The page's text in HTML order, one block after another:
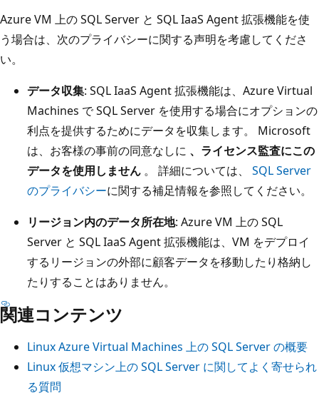
Azure VM 上の SQL Server と SQL IaaS Agent 拡張機能を使
う場合は、次のプライバシーに関する声明を考慮してくださ
い。
データ収集: SQL IaaS Agent 拡張機能は、Azure Virtual
Machines で SQL Server を使用する場合にオプションの
利点を提供するためにデータを収集します。 Microsoft
は、お客様の事前の同意なしに 、ライセンス監査にこの
データを使用しません 。 詳細については、 SQL Server
のプライバシーに関する補足情報を参照してください。
リージョン内のデータ所在地: Azure VM 上の SQL
Server と SQL IaaS Agent 拡張機能は、VM をデプロイ
するリージョンの外部に顧客データを移動したり格納し
たりすることはありません。
関連コンテンツ
Linux Azure Virtual Machines 上の SQL Server の概要
Linux 仮想マシン上の SQL Server に関してよく寄せられ
る質問